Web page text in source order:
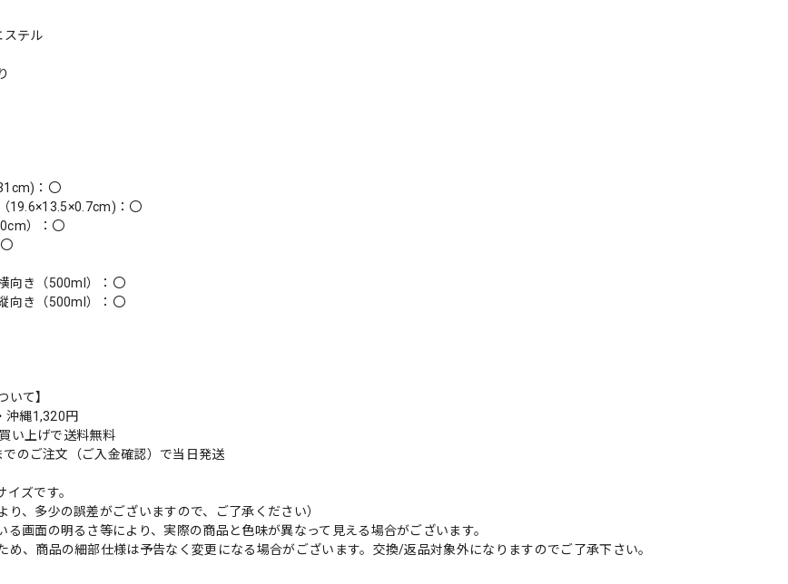
ステル
：〇
19.6×13.5×0.7cm)：〇
）：〇
向き（500ml）：〇
向き（500ml）：〇
いて】
沖縄1,320円
い上げで送料無料
のご注文（ご入金確認）で当日発送
ズです。
り、多少の誤差がございますので、ご了承ください）
る画面の明るさ等により、実際の商品と色味が異なって見える場合がございます。
め、商品の細部仕様は予告なく変更になる場合がございます。交換/返品対象外になりますのでご了承下さい。